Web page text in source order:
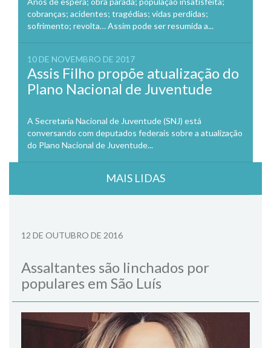
cobranças; acidentes; tragédias; vidas perdidas;
sofrimento; revolta… Assim pode ser resumida a...
10 DE NOVEMBRO DE 2017
Assis Filho propõe atualização do
Plano Nacional de Juventude
A Secretaria Nacional de Juventude (SNJ) está
conversando com deputados federais sobre a atualização
do Plano Nacional de Juventude...
MAIS LIDAS
12 DE OUTUBRO DE 2016
Assaltantes são linchados por
populares em São Luís